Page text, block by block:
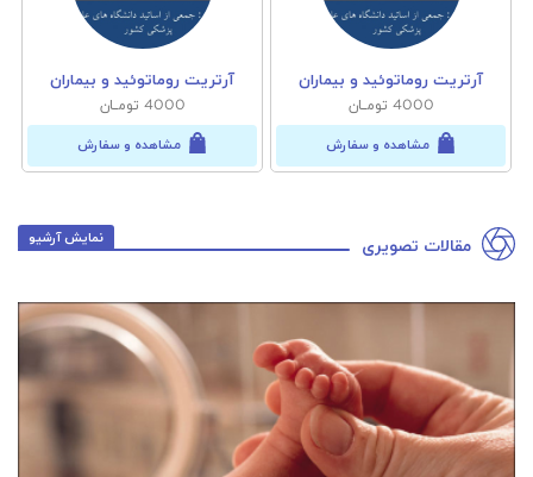
آرتریت روماتوئید و بیماران
4000 تومــان
مشاهده و سفارش
آرتریت روماتوئید و بیماران
4000 تومــان
مشاهده و سفارش
مقالات تصویری نمایش آرشیو